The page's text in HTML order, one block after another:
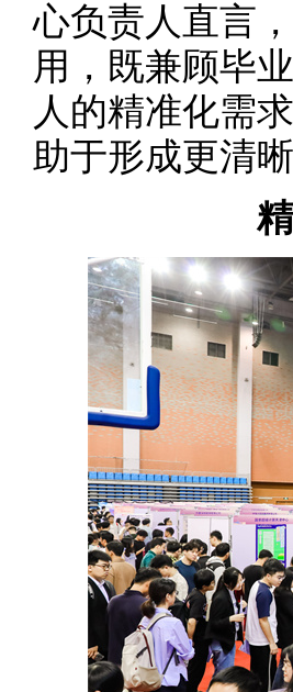
心负责人直言
用，既兼顾毕
人的精准化需
助于形成更清